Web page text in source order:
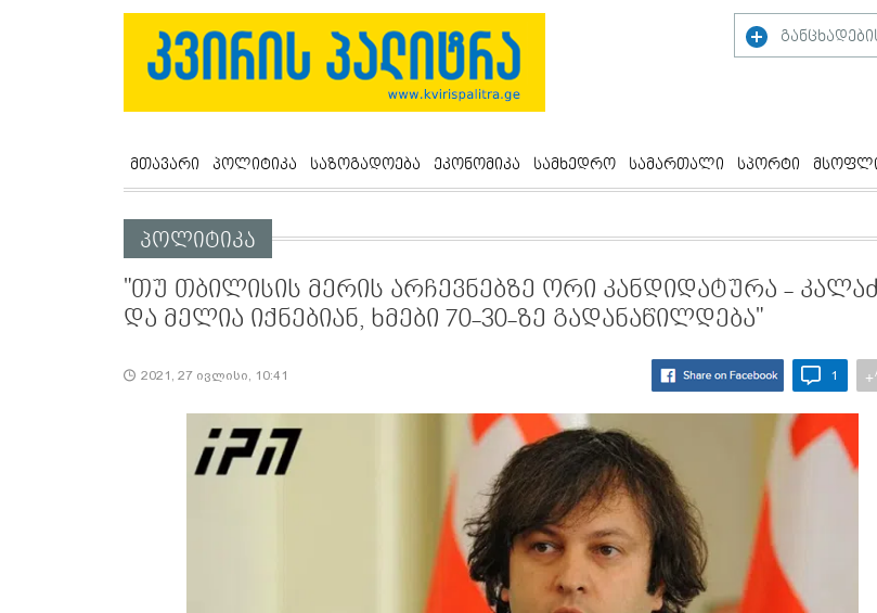
მთავარი პოლიტიკა საზოგადოება ეკონომიკა სამხედრო სამართალი სპორტი
პოლიტიკა
"თუ თბილისის მერის არჩევნებზე ორი კანდიდატურა -
და მელია იქნებიან, ხმები 70-30-ზე გადანაწილდება"
2021, 27 ივლისი, 10:41 1 +